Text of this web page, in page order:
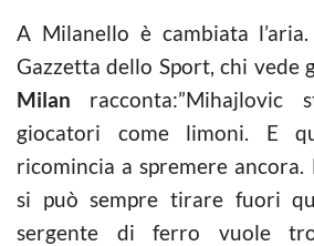
A Milanello è cambiata
Gazzetta dello Sport, chi vede
Milan racconta:”Mihajlovic
giocatori come limoni. E
ricomincia a spremere ancora.
si può sempre tirare fuori
sergente di ferro vuole